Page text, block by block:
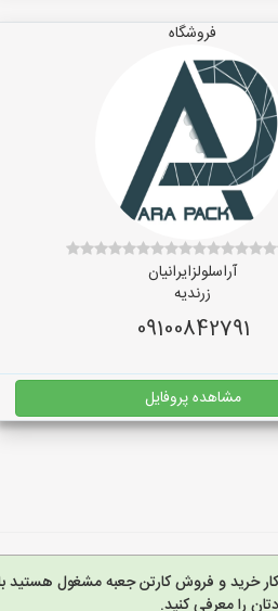
فروشگاه
آراسلولزایرانیان
زرندیه
09100842791
مشاهده پروفایل
خرید و فروش کارتن جعبه مشغول هستید
را معرفی کنید.